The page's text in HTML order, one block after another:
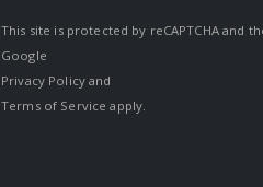
This site is protected by reCAPTCHA and the
Google
Privacy Policy
and
Terms of Service
apply.